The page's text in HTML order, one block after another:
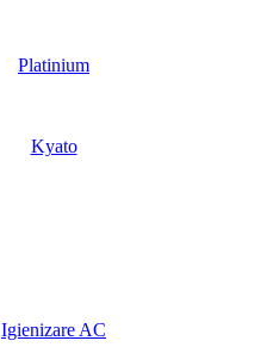
Platinium
Kyato
Igienizare AC